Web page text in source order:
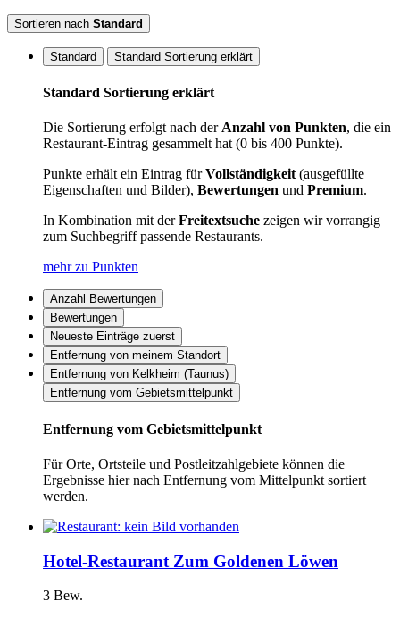
Sortieren nach Standard
Standard Standard Sortierung erklärt
Standard Sortierung erklärt
Die Sortierung erfolgt nach derAnzahl von Punkten, die ein
Restaurant-Eintrag gesammelt hat (0 bis 400 Punkte).
Punkte erhält ein Eintrag fürVollständigkeit(ausgefüllte
Eigenschaften und Bilder), Bewertungen und Premium.
In Kombination mit derFreitextsuche zeigen wir vorrangig
zum Suchbegriff passende Restaurants.
mehr zu Punkten
Anzahl Bewertungen
Bewertungen
Neueste Einträge zuerst
Entfernung von meinem Standort
Entfernung von Kelkheim (Taunus)
Entfernung vom Gebietsmittelpunkt
Entfernung vom Gebietsmittelpunkt
Für Orte, Ortsteile und Postleitzahlgebiete können die
Ergebnisse hier nach Entfernung vom Mittelpunkt sortiert
werden.
Hotel-Restaurant Zum Goldenen Löwen
3 Bew.